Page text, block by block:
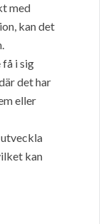
med
kan det
i sig
det har
eller
kan